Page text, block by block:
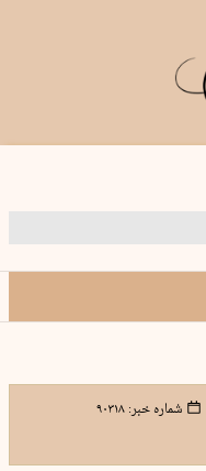
شماره خبر:۹۰۳۱۸